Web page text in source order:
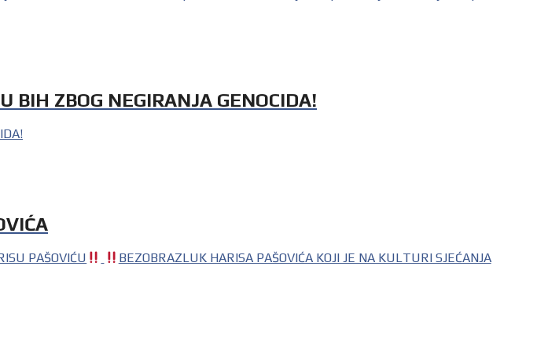
BIH ZBOG NEGIRANJA GENOCIDA!
PAŠOVIĆU
BEZOBRAZLUK HARISA PAŠOVIĆA KOJI JE NA KULTURI SJEĆANJA